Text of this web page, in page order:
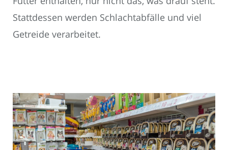
Stattdessen werden Schlachtabfälle und viel
Getreide verarbeitet.